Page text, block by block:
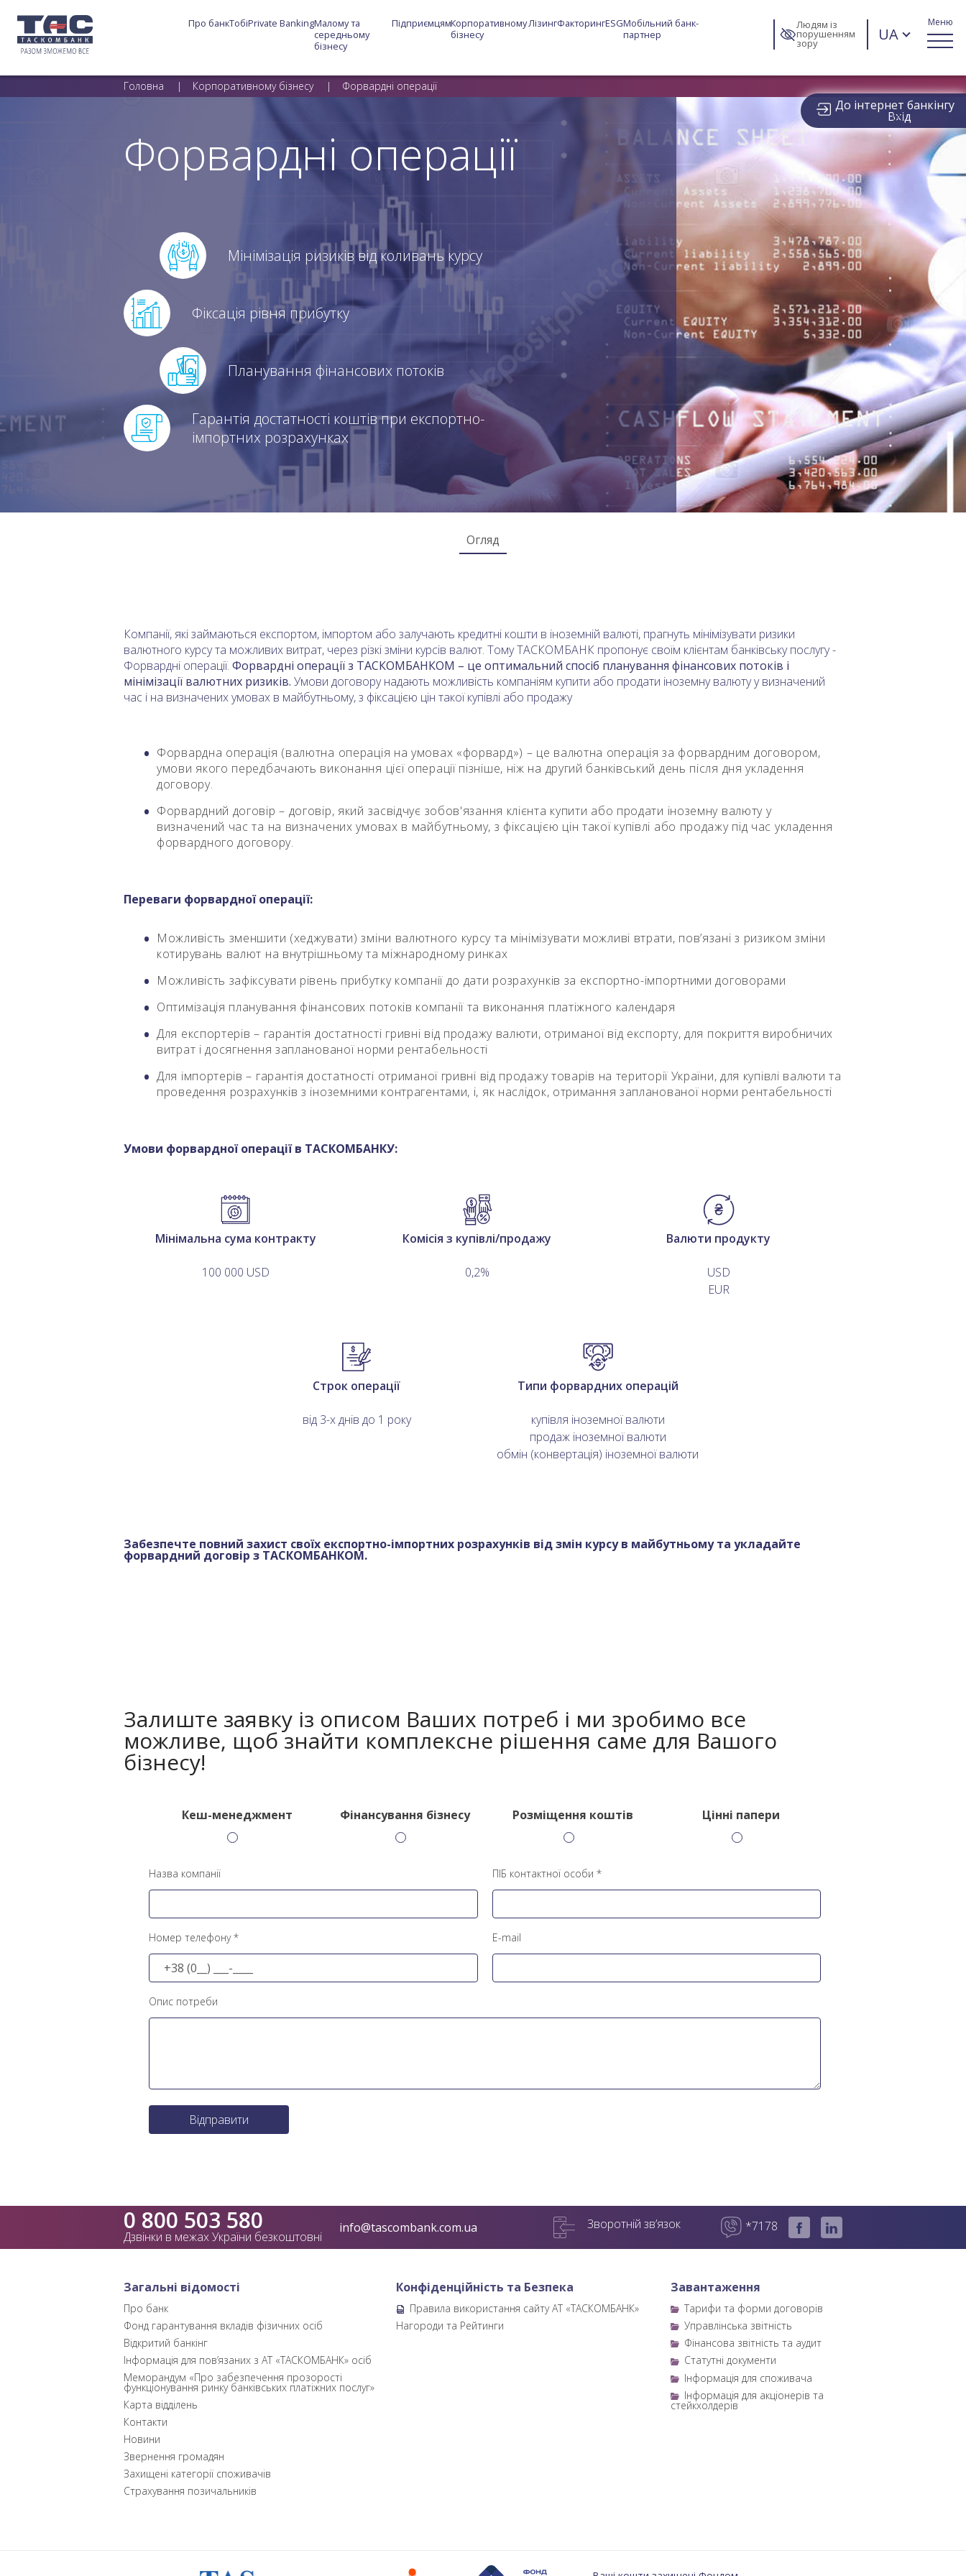
Про банкТобіPrivate BankingМалому та
середньому
бізнесу
ПідприємцямКорпоративному
бізнесу
ЛізингФакторингESGМобільний банк-
партнер
Людям із
порушенням
зору UA
До інтернет банкінгу
Вхід
Меню
Головна Корпоративному бізнесу Форвардні операції
Форвардні операції
Мінімізація ризиків від коливань курсу
Фіксація рівня прибутку
Планування фінансових потоків
Гарантія достатності коштів при експортно-
імпортних розрахунках
Огляд
Компанії, які займаються експортом, імпортом або залучають кредитні кошти в іноземній валюті, прагнуть мінімізувати ризики
валютного курсу та можливих витрат, через різкі зміни курсів валют. Тому ТАСКОМБАНК пропонує своїм клієнтам банківську послугу -
Форвардні операції. Форвардні операції з ТАСКОМБАНКОМ – це оптимальний спосіб планування фінансових потоків і
мінімізації валютних ризиків. Умови договору надають можливість компаніям купити або продати іноземну валюту у визначений
час і на визначених умовах в майбутньому, з фіксацією цін такої купівлі або продажу
Форвардна операція (валютна операція на умовах «форвард») – це валютна операція за форвардним договором,
умови якого передбачають виконання цієї операції пізніше, ніж на другий банківський день після дня укладення
договору.
Форвардний договір – договір, який засвідчує зобов'язання клієнта купити або продати іноземну валюту у
визначений час та на визначених умовах в майбутньому, з фіксацією цін такої купівлі або продажу під час укладення
форвардного договору.
Переваги форвардної операції:
Можливість зменшити (хеджувати) зміни валютного курсу та мінімізувати можливі втрати, пов’язані з ризиком зміни
котирувань валют на внутрішньому та міжнародному ринках
Можливість зафіксувати рівень прибутку компанії до дати розрахунків за експортно-імпортними договорами
Оптимізація планування фінансових потоків компанії та виконання платіжного календаря
Для експортерів – гарантія достатності гривні від продажу валюти, отриманої від експорту, для покриття виробничих
витрат і досягнення запланованої норми рентабельності
Для імпортерів – гарантія достатності отриманої гривні від продажу товарів на території України, для купівлі валюти та
проведення розрахунків з іноземними контрагентами, і, як наслідок, отримання запланованої норми рентабельності
Умови форвардної операції в ТАСКОМБАНКУ:
Мінімальна сума контракту
100 000 USD
Комісія з купівлі/продажу
0,2%
Валюти продукту
USD
EUR
Строк операції
від 3-х днів до 1 року
Типи форвардних операцій
купівля іноземної валюти
продаж іноземної валюти
обмін (конвертація) іноземної валюти
Забезпечте повний захист своїх експортно-імпортних розрахунків від змін курсу в майбутньому та укладайте
форвардний договір з ТАСКОМБАНКОМ.
Залиште заявку із описом Ваших потреб і ми зробимо все
можливе, щоб знайти комплексне рішення саме для Вашого
бізнесу!
Кеш-менеджмент Фінансування бізнесу Розміщення коштів Цінні папери
Назва компанії ПІБ контактної особи *
Номер телефону * E-mail
Опис потреби
Відправити
0 800 503 580
Дзвінки в межах України безкоштовні
info@tascombank.com.ua Зворотній зв’язок *7178
Загальні відомості
Про банк
Фонд гарантування вкладів фізичних осіб
Відкритий банкінг
Інформація для пов’язаних з АТ «ТАСКОМБАНК» осіб
Меморандум «Про забезпечення прозорості
функціонування ринку банківських платіжних послуг»
Карта відділень
Контакти
Новини
Звернення громадян
Захищені категорії споживачів
Страхування позичальників
Конфіденційність та Безпека
Правила використання сайту АТ «ТАСКОМБАНК»
Нагороди та Рейтинги
Завантаження
Тарифи та форми договорів
Управлінська звітність
Фінансова звітність та аудит
Статутні документи
Інформація для споживача
Інформація для акціонерів та
стейкхолдерів